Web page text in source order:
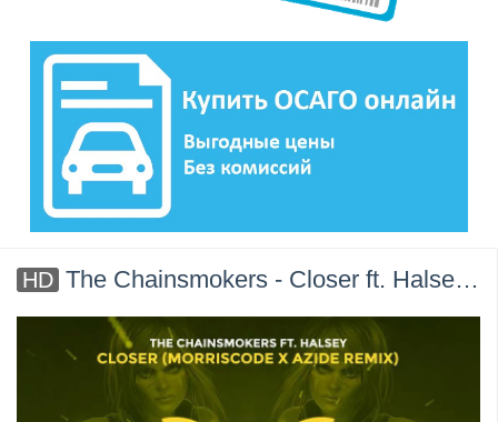
HD The Chainsmokers - Closer ft. Halsey (MorrisCode x Azide Remix)